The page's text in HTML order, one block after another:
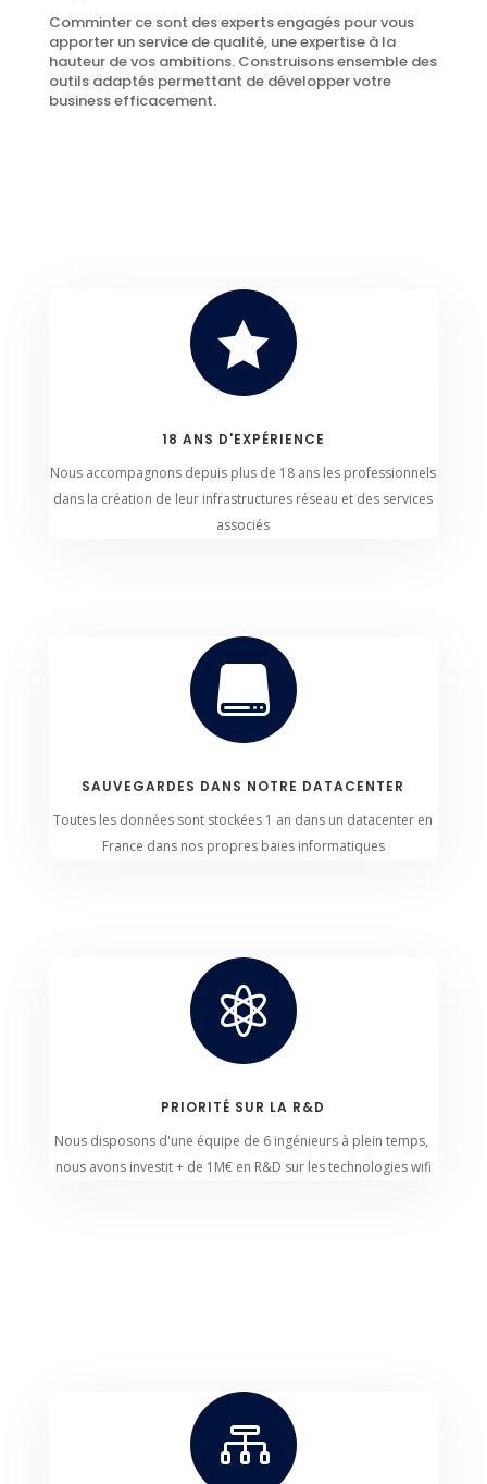
Comminter ce sont des experts engagés pour vous
apporter un service de qualité, une expertise à la
hauteur de vos ambitions. Construisons ensemble des
outils adaptés permettant de développer votre
business efficacement.

18 ANS D'EXPÉRIENCE
Nous accompagnons depuis plus de 18 ans les professionnels
dans la création de leur infrastructures réseau et des services
associés

SAUVEGARDES DANS NOTRE DATACENTER
Toutes les données sont stockées 1 an dans un datacenter en
France dans nos propres baies informatiques

PRIORITÉ SUR LA R&D
Nous disposons d'une équipe de 6 ingénieurs à plein temps,
nous avons investit + de 1M€ en R&D sur les technologies wifi
